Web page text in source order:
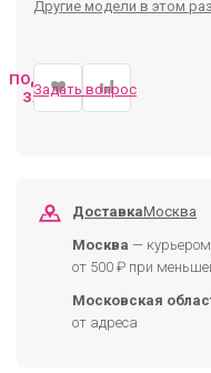
Другие модели в этом
ПОДОБРАТЬ
ЗАМЕНУ
Задать вопрос
ДоставкаМосква
Москва —
от 500 ₽ при
Московская
от адреса